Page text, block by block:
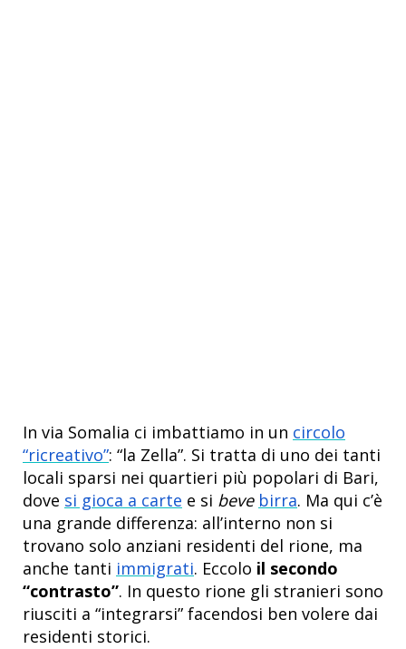
In via Somalia ci imbattiamo in un circolo
“ricreativo”: “la Zella”. Si tratta di uno dei tanti
locali sparsi nei quartieri più popolari di Bari,
dove si gioca a carte e si beve birra. Ma qui c’è
una grande differenza: all’interno non si
trovano solo anziani residenti del rione, ma
anche tanti immigrati. Eccolo il secondo
“contrasto”. In questo rione gli stranieri sono
riusciti a “integrarsi” facendosi ben volere dai
residenti storici.